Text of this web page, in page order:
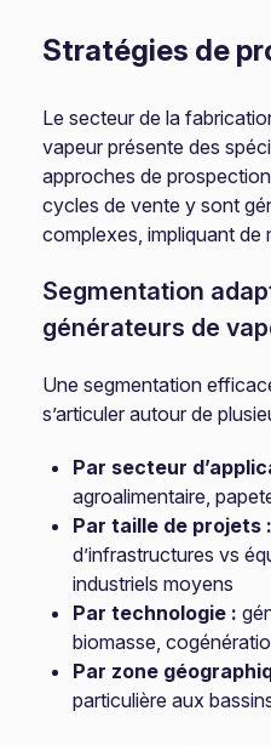
Stratégies de
Le secteur de la
vapeur présente des
approches de
cycles de vente y sont
complexes, impliquant de
Segmentation
générateurs de
Une segmentation
s’articuler autour de
Par secteur
agroalimentaire,
Par taille de projets :
d’infrastructures vs
industriels moyens
Par technologie :
biomasse,
Par zone
particulière aux